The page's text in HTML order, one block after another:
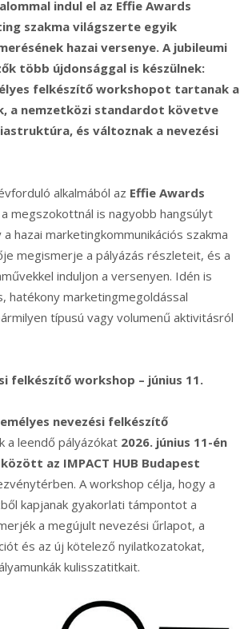
indul el az Effie Awards
szakma világszerte egyik
hazai versenye. A jubileumi
több újdonsággal is készülnek:
felkészítő workshopot tartanak a
a nemzetközi standardot követve
és változnak a nevezési
alkalmából az Effie Awards
megszokottnál is nagyobb hangsúlyt
hazai marketingkommunikációs szakma
megismerje a pályázás részleteit, és a
induljon a versenyen. Idén is
hatékony marketingmegoldással
típusú vagy volumenű aktivitásról
felkészítő workshop – június 11.
nevezési felkészítő
a leendő pályázókat 2026. június 11-én
az IMPACT HUB Budapest
A workshop célja, hogy a
kapjanak gyakorlati támpontot a
a megújult nevezési űrlapot, a
és az új kötelező nyilatkozatokat,
kulisszatitkait.